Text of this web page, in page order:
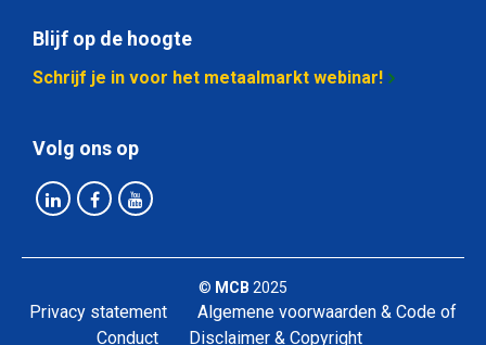
Artikelnummer
5300-0021-50252
Stuks gewicht in kg
Selecteer
Artikelnummer
5300-0021-40302
Blijf op de hoogte
Schrijf je in voor het metaalmarkt webinar!
Volg ons op
© MCB 2025
Privacy statement
Algemene voorwaarden & Code of
Conduct
Disclaimer & Copyright